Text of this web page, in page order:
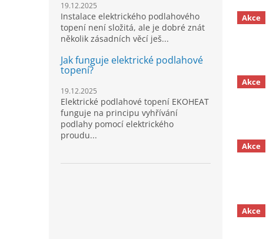
19.12.2025
Instalace elektrického podlahového
topení není složitá, ale je dobré znát
několik zásadních věcí ješ...
Jak funguje elektrické podlahové
topení?
19.12.2025
Elektrické podlahové topení EKOHEAT
funguje na principu vyhřívání
podlahy pomocí elektrického
proudu...
Akce
Akce
Akce
Akce